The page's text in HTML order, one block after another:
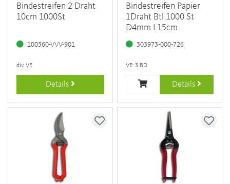
Bindestreifen 2 Draht
10cm 1000St
100360-VVV-901
div. VE
Details
Bindestreifen Papier
1Draht Btl 1000 St
D4mm L15cm
303973-000-726
VE: 3 BD
Details